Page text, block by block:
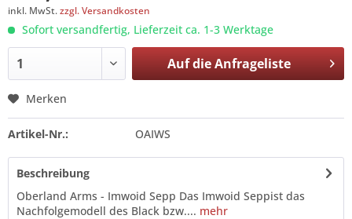
inkl. MwSt.zzgl. Versandkosten
Sofort versandfertig, Lieferzeit ca. 1-3 Werktage
Auf dieAnfrageliste
Merken
Artikel-Nr.: OAIWS
Beschreibung
Oberland Arms - Imwoid Sepp Das Imwoid Seppist das
Nachfolgemodell des Black bzw.... mehr